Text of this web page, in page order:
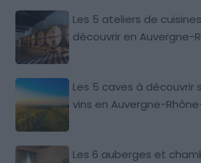
Les 5 ateliers de
découvrir en Auvergne-
Les 5 caves à découvrir
vins en Auvergne-
Les 6 auberges et